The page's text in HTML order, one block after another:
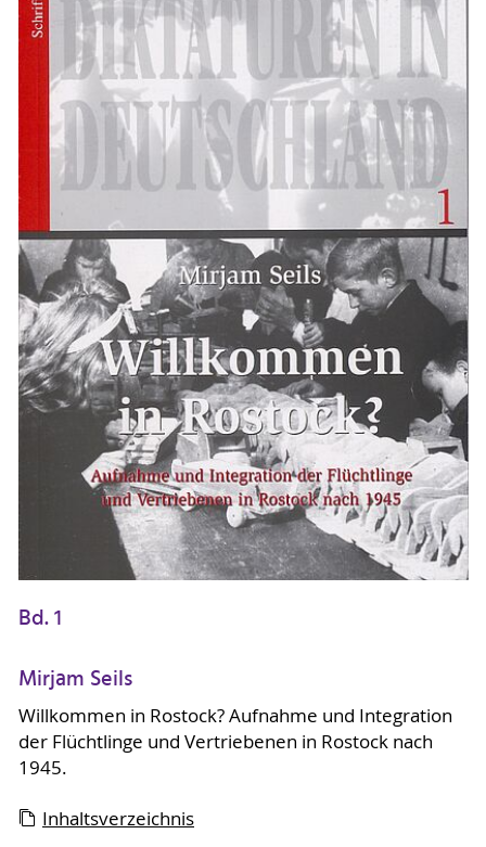
Bd. 1
Mirjam Seils
Willkommen in Rostock? Aufnahme und Integration
der Flüchtlinge und Vertriebenen in Rostock nach
1945.
Inhaltsverzeichnis